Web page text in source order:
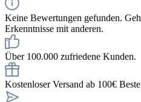
Keine Bewertungen gefunden.
Erkenntnisse mit anderen.
Über 100.000 zufriedene Kunden.
Kostenloser Versand ab 100€